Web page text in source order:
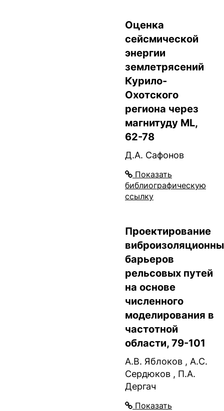
Оценка
сейсмической
энергии
землетрясений
Курило-
Охотского
региона через
магнитуду ML,
62-78
Д.А. Сафонов
Показать
библиографическую
ссылку
Проектирование
барьеров
рельсовых путей
на основе
численного
моделирования в
частотной
области, 79-101
А.В. Яблоков , А.С.
Сердюков , П.А.
Дергач
Показать